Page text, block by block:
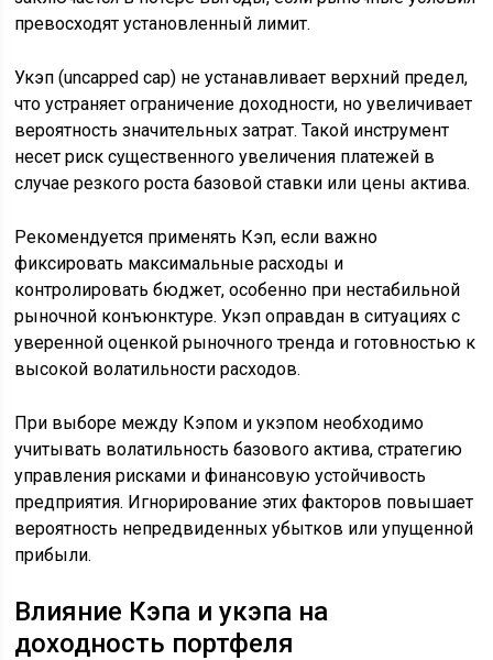
превосходят установленный лимит.
Укэп (uncapped cap) не устанавливает верхний предел,
что устраняет ограничение доходности, но увеличивает
вероятность значительных затрат. Такой инструмент
несет риск существенного увеличения платежей в
случае резкого роста базовой ставки или цены актива.
Рекомендуется применять Кэп, если важно
фиксировать максимальные расходы и
контролировать бюджет, особенно при нестабильной
рыночной конъюнктуре. Укэп оправдан в ситуациях с
уверенной оценкой рыночного тренда и готовностью к
высокой волатильности расходов.
При выборе между Кэпом и укэпом необходимо
учитывать волатильность базового актива, стратегию
управления рисками и финансовую устойчивость
предприятия. Игнорирование этих факторов повышает
вероятность непредвиденных убытков или упущенной
прибыли.
Влияние Кэпа и укэпа на
доходность портфеля